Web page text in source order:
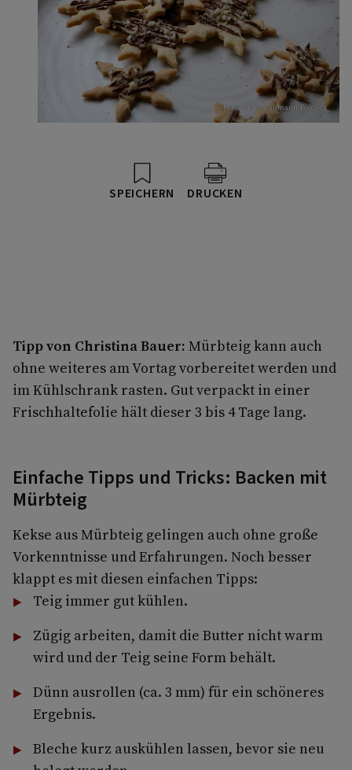
Foto: Luana Baumann-Fonseca
SPEICHERN DRUCKEN
Tipp von Christina Bauer: Mürbteig kann auch
ohne weiteres am Vortag vorbereitet werden und
im Kühlschrank rasten. Gut verpackt in einer
Frischhaltefolie hält dieser 3 bis 4 Tage lang.
Einfache Tipps und Tricks: Backen mit
Mürbteig
Kekse aus Mürbteig gelingen auch ohne große
Vorkenntnisse und Erfahrungen. Noch besser
klappt es mit diesen einfachen Tipps:
Teig immer gut kühlen.
Zügig arbeiten, damit die Butter nicht warm
wird und der Teig seine Form behält.
Dünn ausrollen (ca. 3 mm) für ein schöneres
Ergebnis.
Bleche kurz auskühlen lassen, bevor sie neu